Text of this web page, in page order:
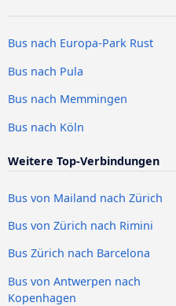
Bus nach Europa-Park Rust
Bus nach Pula
Bus nach Memmingen
Bus nach Köln
Weitere Top-Verbindungen
Bus von Mailand nach Zürich
Bus von Zürich nach Rimini
Bus Zürich nach Barcelona
Bus von Antwerpen nach
Kopenhagen